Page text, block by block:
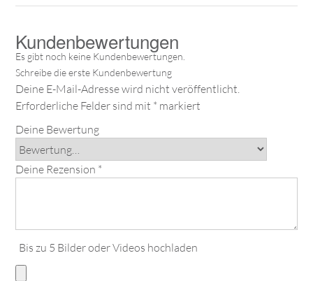
Deine E-Mail-Adresse wird nicht veröffentlicht.
Erforderliche Felder sind mit * markiert
Deine Bewertung
Deine Rezension *
Bis zu 5 Bilder oder Videos hochladen